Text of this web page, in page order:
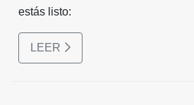
estás listo:
LEER